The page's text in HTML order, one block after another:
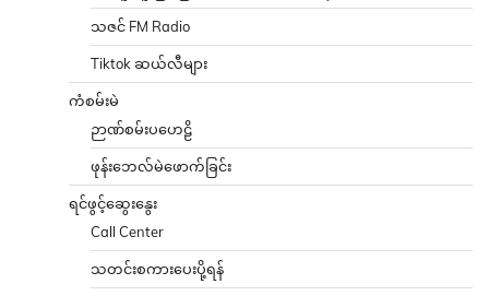
သဇင် FM Radio
Tiktok ဆယ်လီများ
ကံစမ်းမဲ
ဉာဏ်စမ်းပဟေဠိ
ဖုန်းဘေလ်မဲဖောက်ခြင်း
ရင်ဖွင့်ဆွေးနွေး
Call Center
သတင်းစကားပေးပို့ရန်